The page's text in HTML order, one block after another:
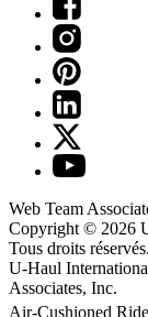
Web Team
Copyright © 2026
Tous droits réservés.
U-Haul
Associates, Inc.
Air-Cushioned Ride